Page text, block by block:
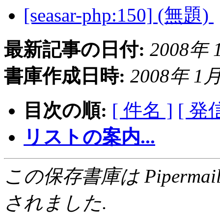
[seasar-php:150] (無題)
最新記事の日付: 2008年
書庫作成日時: 2008年 1
目次の順: [ 件名 ] [ 発
リストの案内...
この保存書庫は
されました.